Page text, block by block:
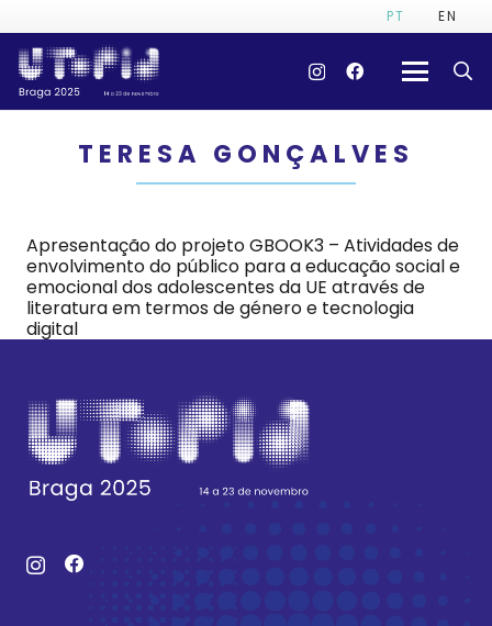
PT EN
TERESA GONÇALVES
Apresentação do projeto GBOOK3 – Atividades de
envolvimento do público para a educação social e
emocional dos adolescentes da UE através de
literatura em termos de género e tecnologia
digital